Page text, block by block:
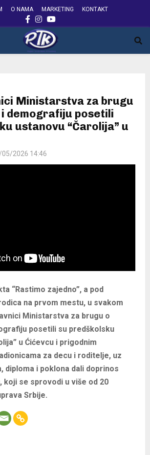
O NAMA MARKETING KONTAKT
FACEBOOK
INSTAGRAM
YOUTUBE
Ministarstva za brugu
demografiju posetili
ustanovu “Čarolija” u
05/2026 14:46
“Rastimo zajedno”, a pod
na prvom mestu, u svakom
Ministarstva za brugu o
posetili su predškolsku
u Ćićevcu i prigodnim
za decu i roditelje, uz
diploma i poklona dali doprinos
koji se sprovodi u više od 20
Srbije.